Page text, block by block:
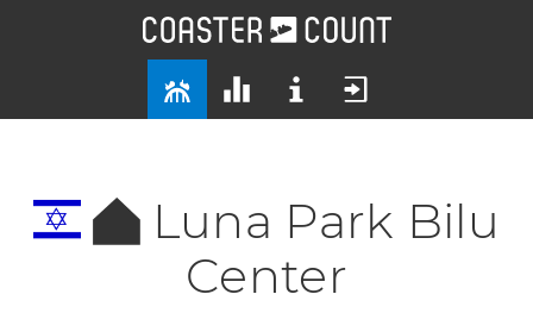
Luna Park Bilu
Center